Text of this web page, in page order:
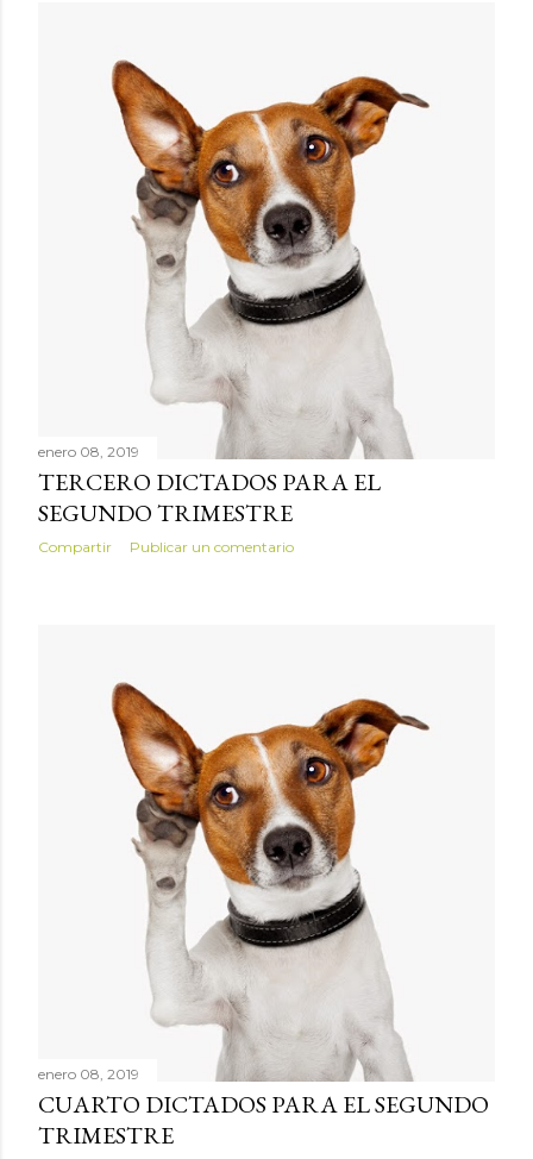
enero 08, 2019
TERCERO DICTADOS PARA EL
SEGUNDO TRIMESTRE
Compartir Publicar un comentario
enero 08, 2019
CUARTO DICTADOS PARA EL SEGUNDO
TRIMESTRE